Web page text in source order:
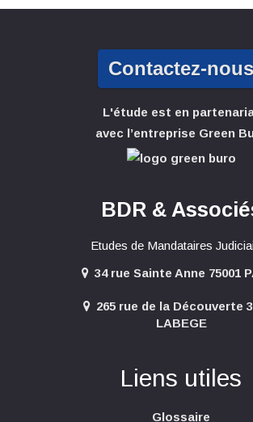
Contactez-nous
L'étude est en
avec l’entreprise Green
BDR &
Etudes de Mandataires
34 rue Sainte Anne 75001
265 rue de la Découverte
LABEGE
Liens utiles
Glossaire